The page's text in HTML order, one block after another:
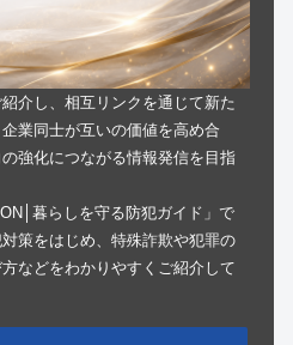
介し、相互リンクを通じて新た
業同士が互いの価値を高め合
強化につながる情報発信を目指
暮らしを守る防犯ガイド」で
策をはじめ、特殊詐欺や犯罪の
などをわかりやすくご紹介して